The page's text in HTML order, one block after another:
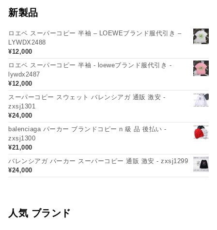
新製品
ロエベ スーパーコピー 半袖 – LOEWEブランド服代引き –
LYWDX2488
¥12,000
ロエベ スーパーコピー 半袖 - loeweブランド服代引き -
lywdx2487
¥12,000
スーパーコピー スウェット バレンシアガ 通販 激安 -
zxsj1301
¥24,000
balenciaga パーカー ブランドコピー n 級 品 後払い -
zxsj1300
¥21,000
バレンシアガ パーカー スーパーコピー 通販 激安 - zxsj1299
¥24,000
人気 ブランド